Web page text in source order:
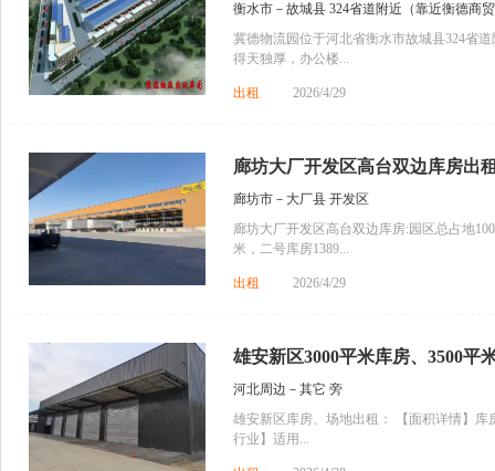
衡水市－故城县 324省道附近（靠近衡德商
冀德物流园位于河北省衡水市故城县324省
得天独厚，办公楼...
出租 2026/4/29
廊坊大厂开发区高台双边库房出
廊坊市－大厂县 开发区
廊坊大厂开发区高台双边库房:园区总占地
米，二号库房1389...
出租 2026/4/29
雄安新区3000平米库房、3500平
河北周边－其它 旁
雄安新区库房、场地出租： 【面积详情】库
行业】适用...